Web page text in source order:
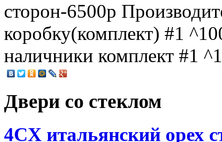
сторон-6500р
коробку(комплект) #1
наличники комплект #1
Двери со стеклом
4CХ итальянский орех